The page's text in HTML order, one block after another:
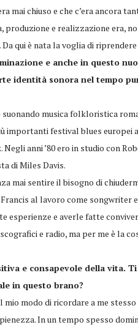
mai chiuso e che c’era ancora
e realizzazione era,
qui è nata la voglia di
e anche in questo
identità sonora nel tempo
musica folkloristica
importanti festival blues europei
anni ’80 ero in studio con
di Miles Davis.
mai sentire il bisogno di
al lavoro come songwriter
esperienze e averle fatte
e radio, ma per me è la
e consapevole della vita.
in questo brano?
mio modo di ricordare a me
In un tempo spesso